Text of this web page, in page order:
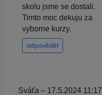
skolu jsme se dostali.
Timto moc dekuju za
vyborne kurzy.
odpovědět
Sváťa – 17.5.2024 11:17